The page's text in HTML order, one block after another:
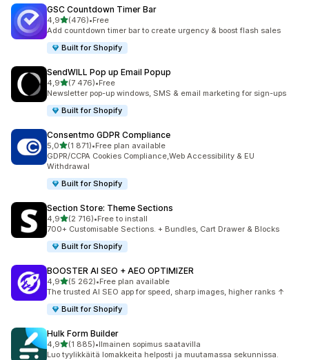
GSC Countdown Timer Bar
4,9/ 5 tähteä
(476)
476 arvostelua yhteensä
•Free
Add countdown timer bar to create urgency & boost flash sales
Built for Shopify
SendWILL Pop up Email Popup
4,9/ 5 tähteä
(7 476)
7476 arvostelua yhteensä
•Free
Newsletter pop-up windows, SMS & email marketing for sign-ups
Built for Shopify
Consentmo GDPR Compliance
5,0/ 5 tähteä
(1 871)
1871 arvostelua yhteensä
•Free plan available
GDPR/CCPA Cookies Compliance,Web Accessibility & EU
Withdrawal
Built for Shopify
Section Store: Theme Sections
4,9/ 5 tähteä
(2 716)
2716 arvostelua yhteensä
•Free to install
700+ Customisable Sections. + Bundles, Cart Drawer & Blocks
Built for Shopify
BOOSTER AI SEO + AEO OPTIMIZER
4,9/ 5 tähteä
(5 262)
5262 arvostelua yhteensä
•Free plan available
The trusted AI SEO app for speed, sharp images, higher ranks ↑
Built for Shopify
Hulk Form Builder
4,9/ 5 tähteä
(1 885)
1885 arvostelua yhteensä
•Ilmainen sopimus saatavilla
Luo tyylikkäitä lomakkeita helposti ja muutamassa sekunnissa.